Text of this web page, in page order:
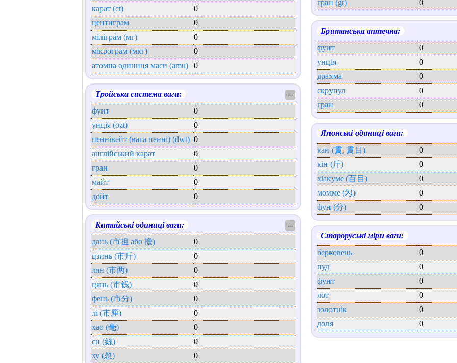
карат (ct)
0
центиграм
0
мілігра́м (мг)
0
мікрограм (мкг)
0
атомна одиниця маси (amu)
0
Тройська система ваги:
─
фунт
0
унція (ozt)
0
пеннівейт (вага пенні) (dwt) 0
англійський карат
0
гран
0
майт
0
дойт
0
Китайські одиниці ваги:
─
дань (市担 або 擔)
0
цзинь (市斤)
0
лян (市两)
0
цянь (市钱)
0
фень (市分)
0
лі (市厘)
0
хао (毫)
0
си (絲)
0
ху (忽)
0
гран (gr)
0
Британська аптечна:
фунт
0
унція
0
драхма
0
скрупул
0
гран
0
Японські одиниці ваги:
кан (貫, 貫目)
0
кін (斤)
0
хіакуме (百目)
0
момме (匁)
0
фун (分)
0
Староруські міри ваги:
берковець
0
пуд
0
фунт
0
лот
0
золотнік
0
доля
0